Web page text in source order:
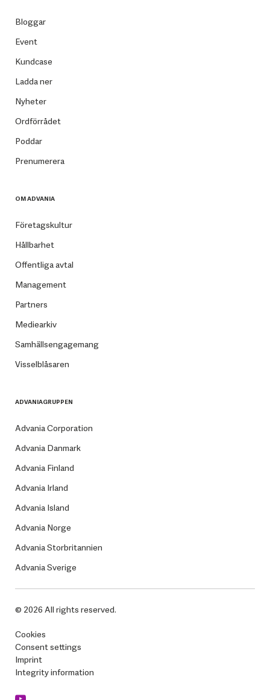
Bloggar
Event
Kundcase
Ladda ner
Nyheter
Ordförrådet
Poddar
Prenumerera
OM ADVANIA
Företagskultur
Hållbarhet
Offentliga avtal
Management
Partners
Mediearkiv
Samhällsengagemang
Visselblåsaren
ADVANIAGRUPPEN
Advania Corporation
Advania Danmark
Advania Finland
Advania Irland
Advania Island
Advania Norge
Advania Storbritannien
Advania Sverige
© 2026 All rights reserved.
Cookies
Consent settings
Imprint
Integrity information